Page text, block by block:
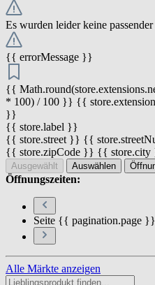
Es wurden leider keine
{{ errorMessage }}
{{
* 100) / 100 }} {{
}}
{{ store.label }}
{{ store.street }} {{
{{ store.zipCode }} {{
Ausgewählt Auswählen
Öffnungszeiten:
Seite {{ pagination.page
Alle Märkte anzeigen